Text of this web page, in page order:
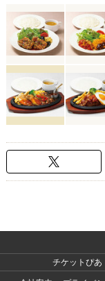
チケットぴあ